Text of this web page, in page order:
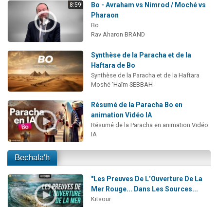
8:59
Bo - Avraham vs Nimrod / Moché vs
Pharaon
Bo
Rav Aharon BRAND
Synthèse de la Paracha et de la
Haftara de Bo
Synthèse de la Paracha et de la Haftara
Moshé 'Haïm SEBBAH
Résumé de la Paracha Bo en
animation Vidéo IA
Résumé de la Paracha en animation Vidéo
IA
Bechala'h
"Les Preuves De L’Ouverture De La
Mer Rouge... Dans Les Sources...
Kitsour